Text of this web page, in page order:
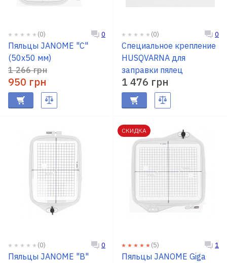
(0) 0
Пяльцы JANOME "С"
(50х50 мм)
1 266 грн
950 грн
(0) 0
Специальное крепление
HUSQVARNA для
заправки пялец
1 476 грн
(0) 0
Пяльцы JANOME "В"
СКИДКА
(5) 1
Пяльцы JANOME Giga